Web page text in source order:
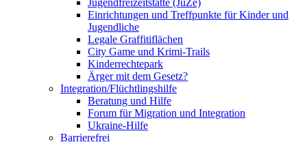
Einrichtungen und Treffpunkte für Kinder und
Jugendliche
Legale Graffitiflächen
City Game und Krimi-Trails
Kinderrechtepark
Ärger mit dem Gesetz?
Integration/Flüchtlingshilfe
Beratung und Hilfe
Forum für Migration und Integration
Ukraine-Hilfe
Barrierefrei